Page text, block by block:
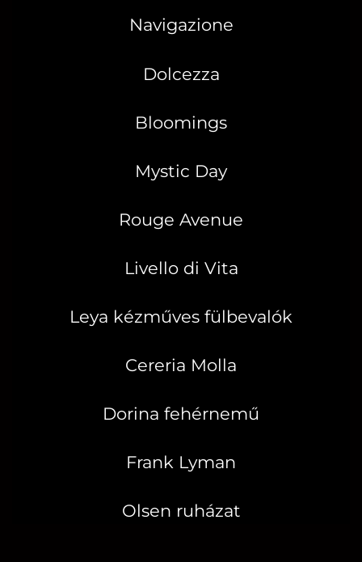
Navigazione
Dolcezza
Bloomings
Mystic Day
Rouge Avenue
Livello di Vita
Leya kézműves fülbevalók
Cereria Molla
Dorina fehérnemű
Frank Lyman
Olsen ruházat